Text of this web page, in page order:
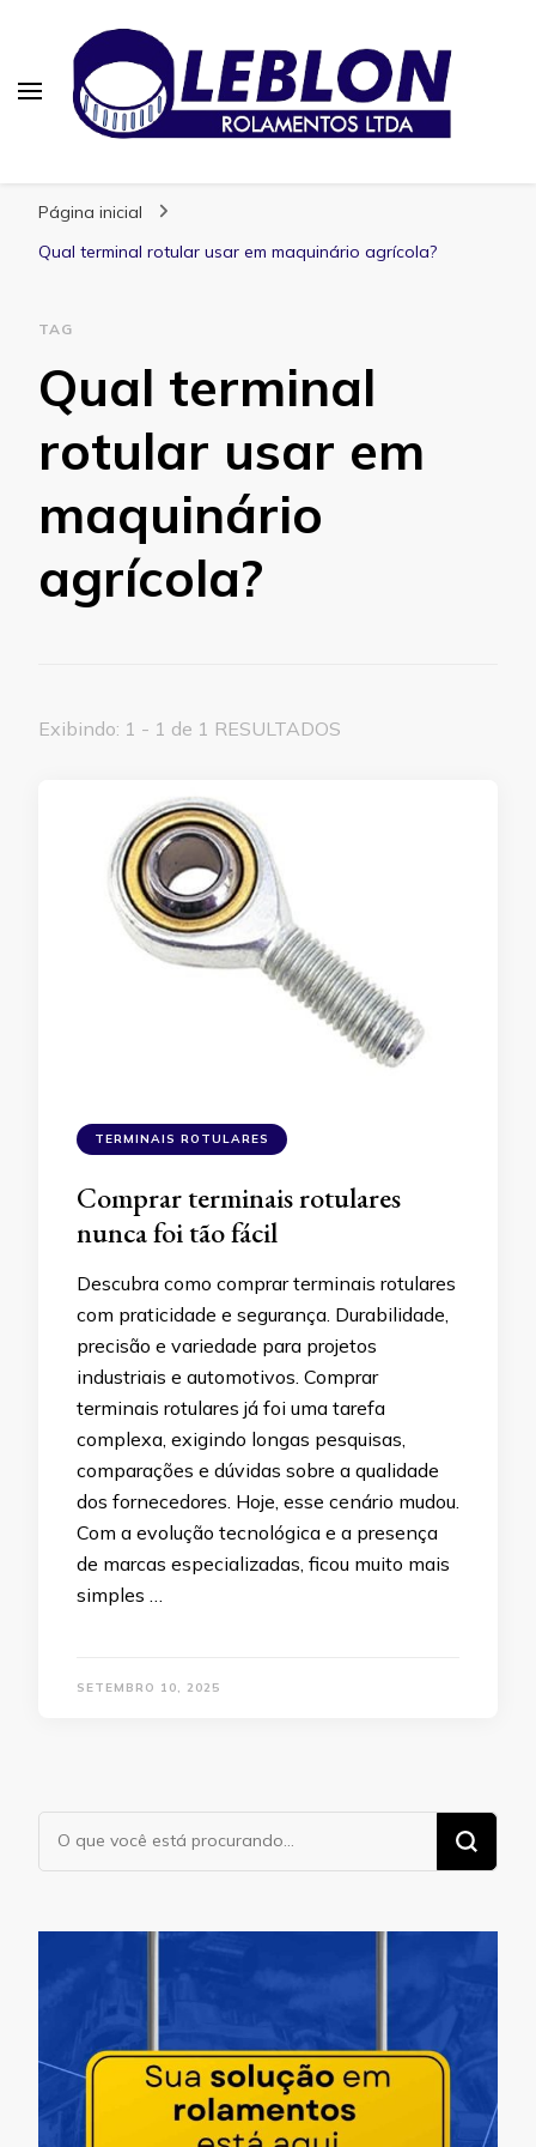
Página inicial
Qual terminal rotular usar em maquinário agrícola?
TAG
Qual terminal
rotular usar em
maquinário
agrícola?
Exibindo: 1 - 1 de 1 RESULTADOS
TERMINAIS ROTULARES
Comprar terminais rotulares
nunca foi tão fácil
Descubra como comprar terminais rotulares
com praticidade e segurança. Durabilidade,
precisão e variedade para projetos
industriais e automotivos. Comprar
terminais rotulares já foi uma tarefa
complexa, exigindo longas pesquisas,
comparações e dúvidas sobre a qualidade
dos fornecedores. Hoje, esse cenário mudou.
Com a evolução tecnológica e a presença
de marcas especializadas, ficou muito mais
simples …
SETEMBRO 10, 2025
Procurando
algo?